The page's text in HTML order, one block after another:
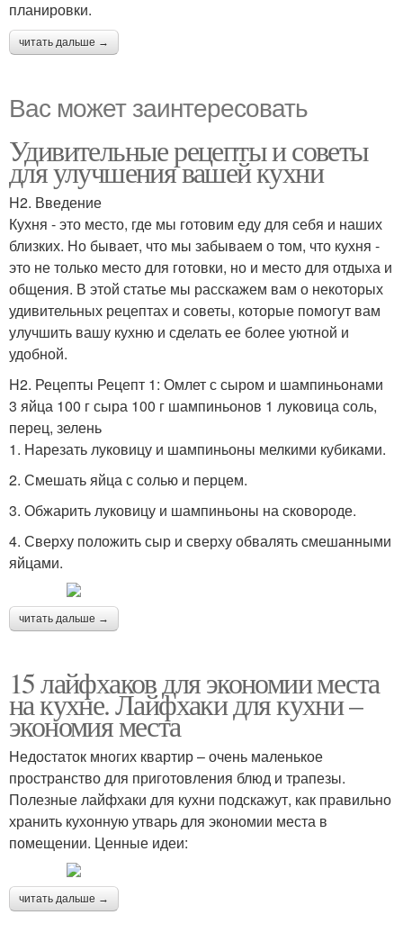
планировки.
читать дальше →
Вас может заинтересовать
Удивительные рецепты и советы
для улучшения вашей кухни
H2. Введение
Кухня - это место, где мы готовим еду для себя и наших
близких. Но бывает, что мы забываем о том, что кухня -
это не только место для готовки, но и место для отдыха и
общения. В этой статье мы расскажем вам о некоторых
удивительных рецептах и советы, которые помогут вам
улучшить вашу кухню и сделать ее более уютной и
удобной.
H2. Рецепты Рецепт 1: Омлет с сыром и шампиньонами
3 яйца 100 г сыра 100 г шампиньонов 1 луковица соль,
перец, зелень
1. Нарезать луковицу и шампиньоны мелкими кубиками.
2. Смешать яйца с солью и перцем.
3. Обжарить луковицу и шампиньоны на сковороде.
4. Сверху положить сыр и сверху обвалять смешанными
яйцами.
читать дальше →
15 лайфхаков для экономии места
на кухне. Лайфхаки для кухни –
экономия места
Недостаток многих квартир – очень маленькое
пространство для приготовления блюд и трапезы.
Полезные лайфхаки для кухни подскажут, как правильно
хранить кухонную утварь для экономии места в
помещении. Ценные идеи:
читать дальше →